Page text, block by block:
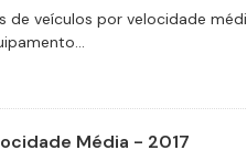
veículos por velocidade
Média - 2017